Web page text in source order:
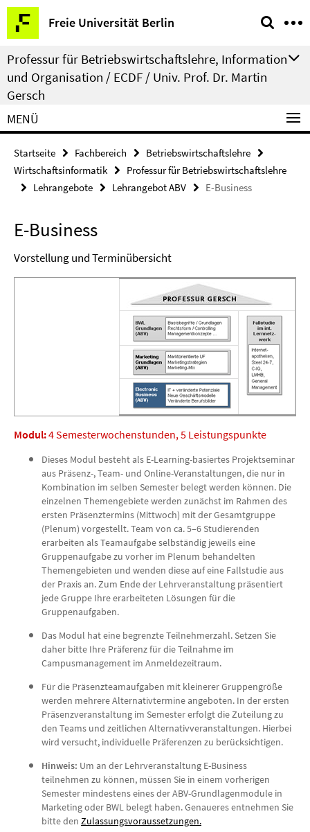
Springe
direkt
zu
Inhalt
Freie Universität Berlin
Service-
Navigation
Professur für Betriebswirtschaftslehre, Information
und Organisation / ECDF / Univ. Prof. Dr. Martin
Gersch
MENÜ
Startseite Fachbereich
Betriebswirtschaftslehre
Wirtschaftsinformatik
Professur für Betriebswirtschaftslehre
Lehrangebote
Lehrangebot ABV E-Business
E-Business
Vorstellung und Terminübersicht
Modul:4 Semesterwochenstunden, 5 Leistungspunkte
Dieses Modul besteht als E-Learning-basiertes Projektseminar
aus Präsenz-, Team- und Online-Veranstaltungen, die nur in
Kombination im selben Semester belegt werden können. Die
einzelnen Themengebiete werden zunächst im Rahmen des
ersten Präsenztermins (Mittwoch) mit der Gesamtgruppe
(Plenum) vorgestellt. Team von ca. 5–6 Studierenden
erarbeiten als Teamaufgabe selbständig jeweils eine
Gruppenaufgabe zu vorher im Plenum behandelten
Themengebieten und wenden diese auf eine Fallstudie aus
der Praxis an. Zum Ende der Lehrveranstaltung präsentiert
jede Gruppe Ihre erarbeiteten Lösungen für die
Gruppenaufgaben.
Das Modul hat eine begrenzte Teilnehmerzahl. Setzen Sie
daher bitte Ihre Präferenz für die Teilnahme im
Campusmanagement im Anmeldezeitraum.
Für die Präsenzteamaufgaben mit kleinerer Gruppengröße
werden mehrere Alternativtermine angeboten. In der ersten
Präsenzveranstaltung im Semester erfolgt die Zuteilung zu
den Teams und zeitlichen Alternativveranstaltungen. Hierbei
wird versucht, individuelle Präferenzen zu berücksichtigen.
Hinweis: Um an der Lehrveranstaltung E-Business
teilnehmen zu können, müssen Sie in einem vorherigen
Semester mindestens eines der ABV-Grundlagenmodule in
Marketing oder BWL belegt haben. Genaueres entnehmen Sie
bitte den Zulassungsvoraussetzungen.